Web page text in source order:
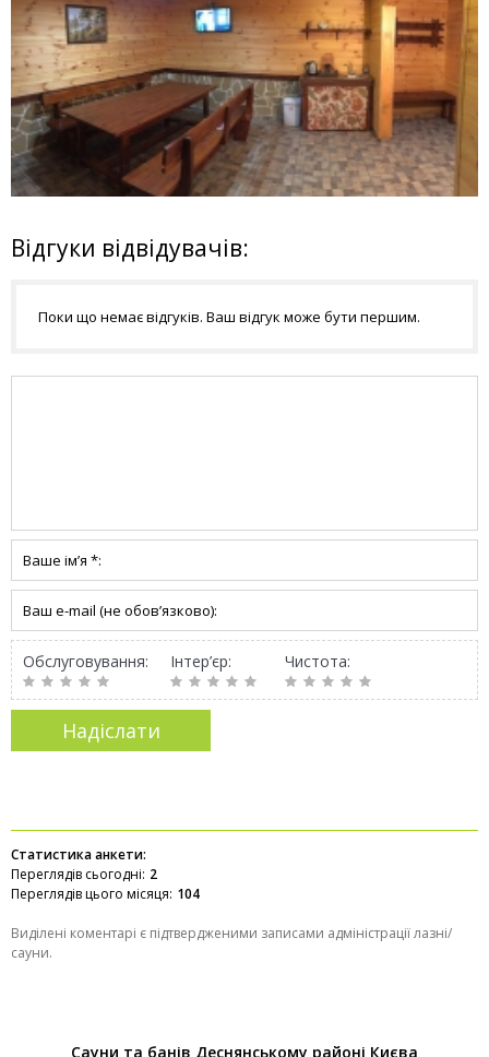
Відгуки відвідувачів:
Поки що немає відгуків. Ваш відгук може бути першим.
Обслуговування: Інтер’єр: Чистота:
Статистика анкети:
Переглядів сьогодні: 2
Переглядів цього місяця: 104
Виділені коментарі є підтвердженими записами адміністрації лазні/
сауни.
Сауни та банів Деснянському районі Києва